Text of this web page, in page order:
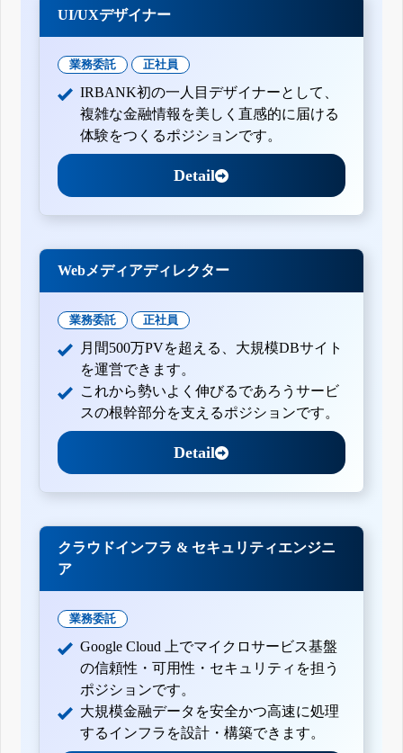
UI/UXデザイナー
業務委託 正社員
IRBANK初の一人目デザイナーとして、
複雑な金融情報を美しく直感的に届ける
体験をつくるポジションです。
Detail
Webメディアディレクター
業務委託 正社員
月間500万PVを超える、大規模DBサイト
を運営できます。
これから勢いよく伸びるであろうサービ
スの根幹部分を支えるポジションです。
Detail
クラウドインフラ & セキュリティエンジニ
ア
業務委託
Google Cloud 上でマイクロサービス基盤
の信頼性・可用性・セキュリティを担う
ポジションです。
大規模金融データを安全かつ高速に処理
するインフラを設計・構築できます。